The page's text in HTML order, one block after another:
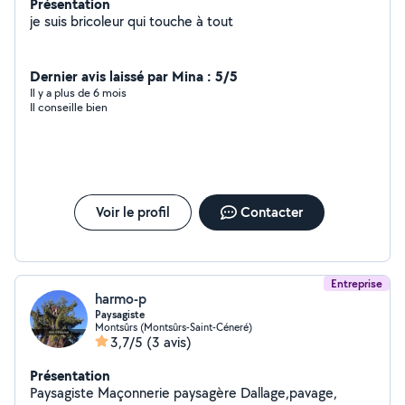
je suis bricoleur qui touche à tout
Dernier avis laissé par Mina : 5/5
Il y a plus de 6 mois
Il conseille bien
Voir le profil Contacter
Entreprise
harmo-p
Paysagiste
Montsûrs (Montsûrs-Saint-Céneré)
3,7/5 (3 avis)
Présentation
Paysagiste Maçonnerie paysagère Dallage,pavage,